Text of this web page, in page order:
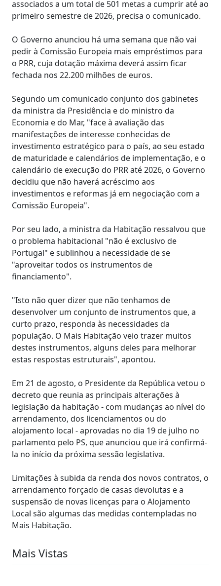
associados a um total de 501 metas a cumprir até ao
primeiro semestre de 2026, precisa o comunicado.
O Governo anunciou há uma semana que não vai
pedir à Comissão Europeia mais empréstimos para
o PRR, cuja dotação máxima deverá assim ficar
fechada nos 22.200 milhões de euros.
Segundo um comunicado conjunto dos gabinetes
da ministra da Presidência e do ministro da
Economia e do Mar, "face à avaliação das
manifestações de interesse conhecidas de
investimento estratégico para o país, ao seu estado
de maturidade e calendários de implementação, e o
calendário de execução do PRR até 2026, o Governo
decidiu que não haverá acréscimo aos
investimentos e reformas já em negociação com a
Comissão Europeia".
Por seu lado, a ministra da Habitação ressalvou que
o problema habitacional "não é exclusivo de
Portugal" e sublinhou a necessidade de se
"aproveitar todos os instrumentos de
financiamento".
"Isto não quer dizer que não tenhamos de
desenvolver um conjunto de instrumentos que, a
curto prazo, responda às necessidades da
população. O Mais Habitação veio trazer muitos
destes instrumentos, alguns deles para melhorar
estas respostas estruturais", apontou.
Em 21 de agosto, o Presidente da República vetou o
decreto que reunia as principais alterações à
legislação da habitação - com mudanças ao nível do
arrendamento, dos licenciamentos ou do
alojamento local - aprovadas no dia 19 de julho no
parlamento pelo PS, que anunciou que irá confirmá-
la no início da próxima sessão legislativa.
Limitações à subida da renda dos novos contratos, o
arrendamento forçado de casas devolutas e a
suspensão de novas licenças para o Alojamento
Local são algumas das medidas contempladas no
Mais Habitação.
Mais Vistas